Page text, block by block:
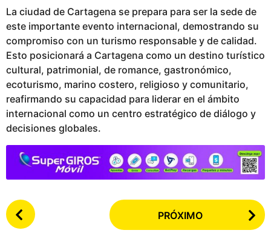
La ciudad de Cartagena se prepara para ser la sede de
este importante evento internacional, demostrando su
compromiso con un turismo responsable y de calidad.
Esto posicionará a Cartagena como un destino turístico
cultural, patrimonial, de romance, gastronómico,
ecoturismo, marino costero, religioso y comunitario,
reafirmando su capacidad para liderar en el ámbito
internacional como un centro estratégico de diálogo y
decisiones globales.
P
o
PRÓXIMO